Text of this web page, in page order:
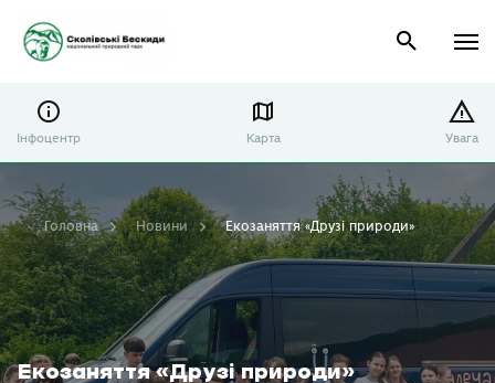
Інфоцентр Карта Увага
Екозаняття «Друзі природи»
Головна Новини Екозаняття «Друзі природи»